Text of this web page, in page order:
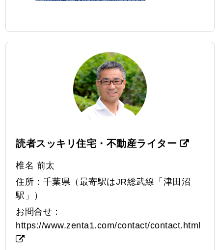
読者スッキリ住宅・不動産ライター
椎名 前太
住所：千葉県（最寄駅はJR総武線「津田沼
駅」）
お問合せ：
https://www.zenta1.com/contact/contact.html